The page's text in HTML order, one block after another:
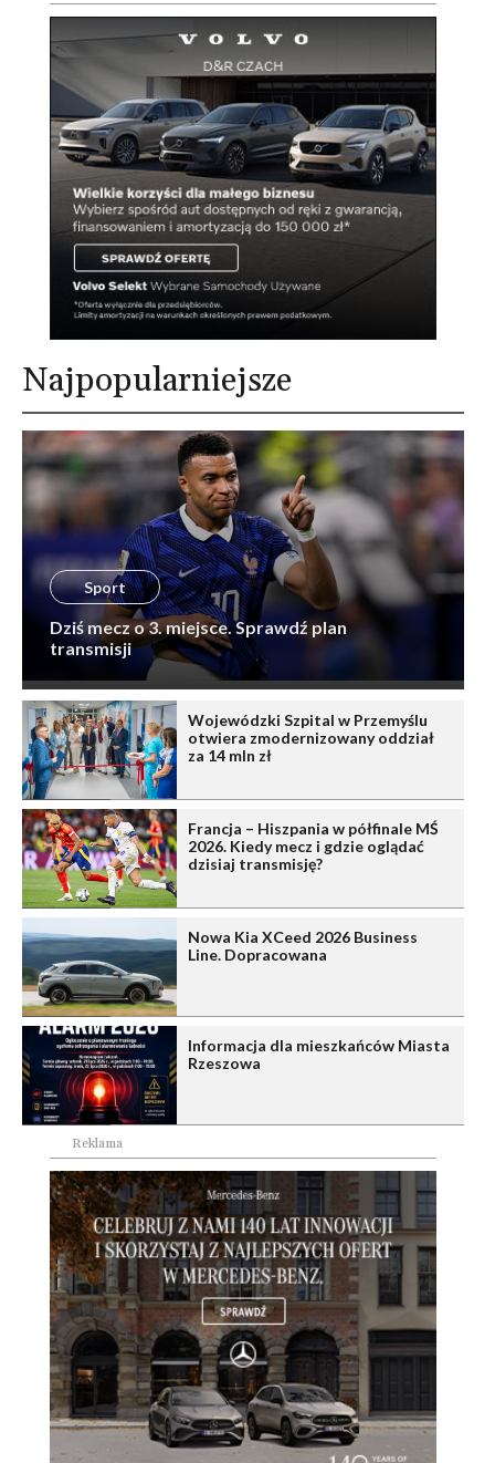
Najpopularniejsze
Sport
Dziś mecz o 3. miejsce. Sprawdź plan
transmisji
Wojewódzki Szpital w Przemyślu
otwiera zmodernizowany oddział
za 14 mln zł
Francja – Hiszpania w półfinale MŚ
2026. Kiedy mecz i gdzie oglądać
dzisiaj transmisję?
Nowa Kia XCeed 2026 Business
Line. Dopracowana
Informacja dla mieszkańców Miasta
Rzeszowa
Reklama